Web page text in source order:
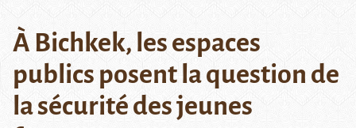
À Bichkek, les espaces
publics posent la question de
la sécurité des jeunes